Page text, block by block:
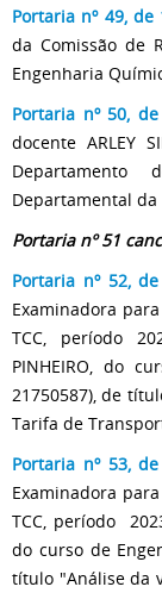
Portaria nº 49,
da Comissão de
Engenharia
Portaria nº 50,
docente ARLEY
Departamento
Departamental da
Portaria nº 51
Portaria nº 52,
Examinadora
TCC, período
PINHEIRO, do
21750587), de
Tarifa de
Portaria nº 53,
Examinadora
TCC, período
do curso de
título "Análise da